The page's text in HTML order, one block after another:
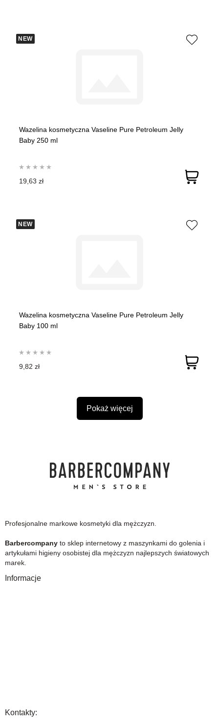
NEW
Wazelina kosmetyczna Vaseline Pure Petroleum Jelly
Baby 250 ml
19,63 zł
NEW
Wazelina kosmetyczna Vaseline Pure Petroleum Jelly
Baby 100 ml
9,82 zł
Pokaż więcej
Profesjonalne markowe kosmetyki dla mężczyzn.
Barbercompany to sklep internetowy z maszynkami do golenia i
artykułami higieny osobistej dla mężczyzn najlepszych światowych
marek.
Informacje
Kontakty: